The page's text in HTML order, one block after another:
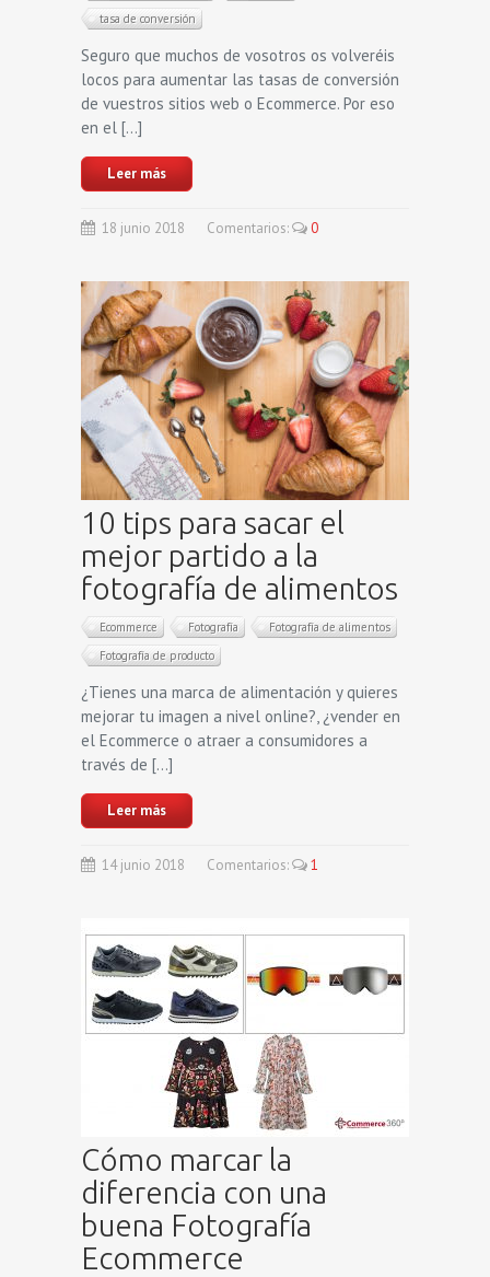
tasa de conversión
Seguro que muchos de vosotros os volveréis
locos para aumentar las tasas de conversión
de vuestros sitios web o Ecommerce. Por eso
en el […]
Leer más
18 junio 2018 Comentarios: 0
10 tips para sacar el
mejor partido a la
fotografía de alimentos
Ecommerce Fotografía
Fotografía de alimentos
Fotografía de producto
¿Tienes una marca de alimentación y quieres
mejorar tu imagen a nivel online?, ¿vender en
el Ecommerce o atraer a consumidores a
través de […]
Leer más
14 junio 2018 Comentarios: 1
Cómo marcar la
diferencia con una
buena Fotografía
Ecommerce